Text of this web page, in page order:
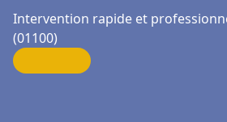
Intervention rapide et
(01100)